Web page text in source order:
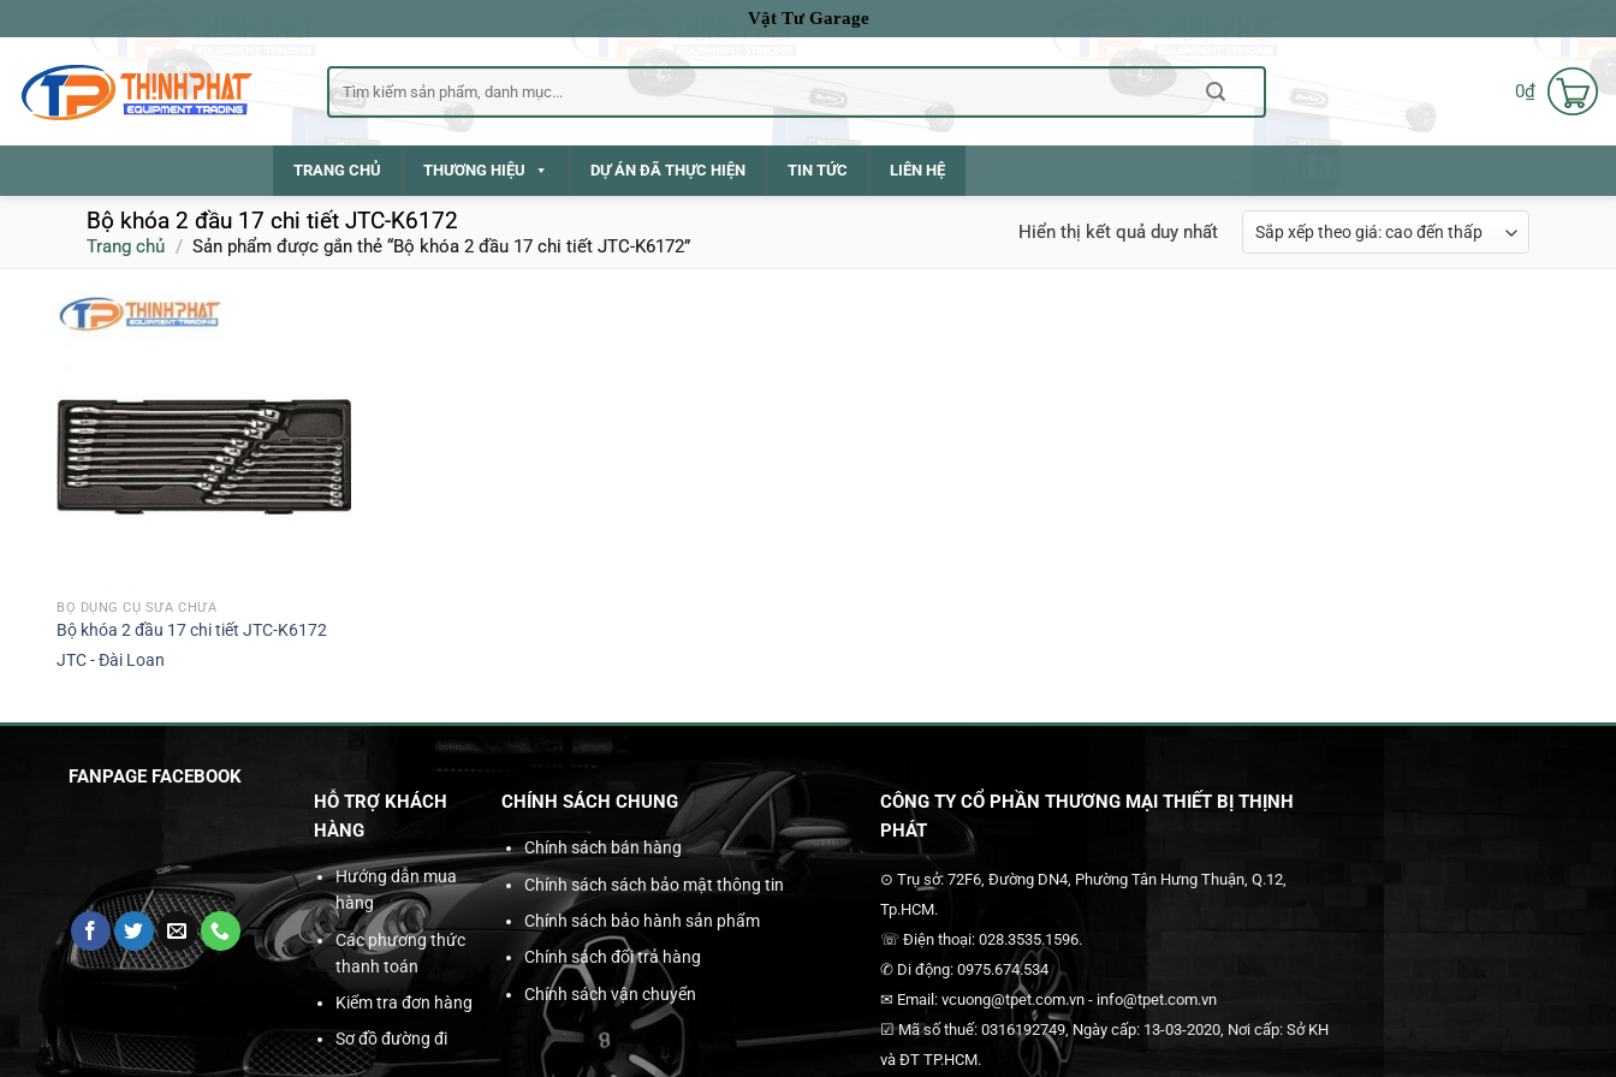
qua
dung
Vật Tư Garage
Tìm
kiếm:
0₫
TRANG CHỦ THƯƠNG HIỆU DỰ ÁN ĐÃ THỰC HIỆN TIN TỨC LIÊN HỆ
Bộ khóa 2 đầu 17 chi tiết JTC-K6172
Trang chủ / Sản phẩm được gắn thẻ “Bộ khóa 2 đầu 17 chi tiết JTC-K6172”
Hiển thị kết quả duy nhất
BỘ DỤNG CỤ SỬA CHỮA
Bộ khóa 2 đầu 17 chi tiết JTC-K6172
JTC - Đài Loan
FANPAGE FACEBOOK
HỖ TRỢ KHÁCH
HÀNG
Hướng dẫn mua
hàng
Các phương thức
thanh toán
Kiểm tra đơn hàng
Sơ đồ đường đi
CHÍNH SÁCH CHUNG
Chính sách bán hàng
Chính sách sách bảo mật thông tin
Chính sách bảo hành sản phẩm
Chính sách đổi trả hàng
Chính sách vận chuyển
CÔNG TY CỔ PHẦN THƯƠNG MẠI THIẾT BỊ THỊNH
PHÁT
⊙ Trụ sở: 72F6, Đường DN4, Phường Tân Hưng Thuận, Q.12,
Tp.HCM.
☏ Điện thoại: 028.3535.1596.
✆ Di động: 0975.674.534
✉ Email: vcuong@tpet.com.vn - info@tpet.com.vn
☑ Mã số thuế: 0316192749, Ngày cấp: 13-03-2020, Nơi cấp: Sở KH
và ĐT TP.HCM.